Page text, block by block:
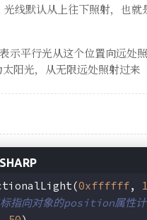
光线默认从上往下照射，也就
示平行光从这个位置向远处照
阳光，从无限远处照射过来
0xffffff, 1
指向对象的position属性